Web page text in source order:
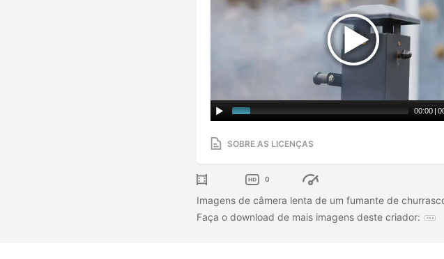
00:00 |
SOBRE AS LICENÇAS
0
Imagens de câmera lenta de um fumante de
Faça o download de mais imagens deste criador: